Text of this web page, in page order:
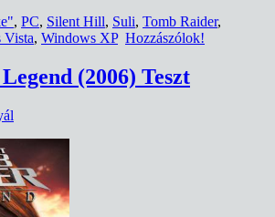
, PC, Silent Hill, Suli, Tomb Raider,
Vista, Windows XP Hozzászólok!
(2006) Teszt